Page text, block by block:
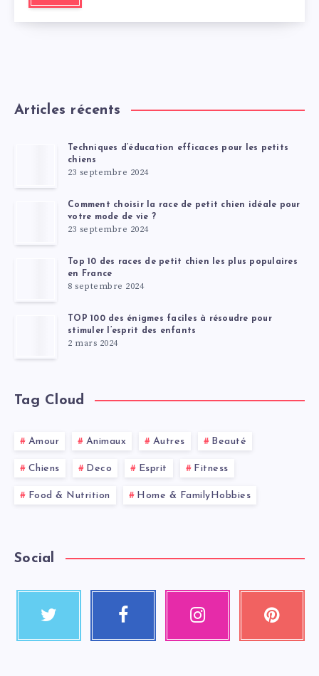
Articles récents
Techniques d’éducation efficaces pour les petits
chiens
23 septembre 2024
Comment choisir la race de petit chien idéale pour
votre mode de vie ?
23 septembre 2024
Top 10 des races de petit chien les plus populaires
en France
8 septembre 2024
TOP 100 des énigmes faciles à résoudre pour
stimuler l’esprit des enfants
2 mars 2024
Tag Cloud
Amour Animaux Autres Beauté
Chiens Deco Esprit Fitness
Food & Nutrition Home & FamilyHobbies
Social